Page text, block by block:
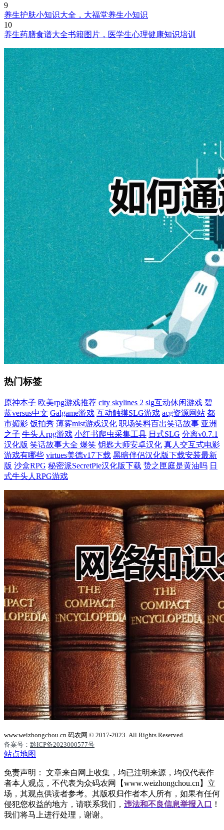
9
养生护肤小知识大全，大福堂养生小知识
10
养生药膳食谱大全书籍图片，医学生心理健康知识培训
热门标签
原神本子 欧美rpg游戏推荐 city skylines 2 slg互动休闲游戏 碧
蓝versus中文 Galgame游戏 互动触摸SLG游戏 acg资源网站 都
市媚影 饭拍秀 薄雾mist游戏汉化 职场笑料百出笑话故事 亚洲
之子 牛头人rpg游戏 小红书爬虫采集工具 日式SLG 分离v0.7.1
汉化版 笑话故事大全 爆笑 钥匙大师安卓汉化 真人交互式电影
游戏有哪些 virtues美德v17下载 黑暗伴侣汉化版下载安装最新
版 沙盒RPG 秘密派SecretPie汉化版下载 贽之匣庭是黄油吗 日
式牛头人RPG游戏
www.weizhongchou.cn 码农网 © 2017-2023. All Rights Reserved.
备案号： 黔ICP备2023000577号
站点地图
免责声明： 文章来自网上收集，均已注明来源，均仅代表作
者本人观点，不代表为众码农网【www.weizhongchou.cn】立
场，其观点供读者参考。其版权归作者本人所有，如果有任何
侵犯您权益的地方，请联系我们， 违法和不良信息举报入口
！
我们将马上进行处理，谢谢。